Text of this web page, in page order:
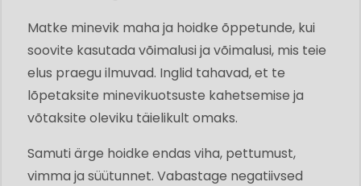
Matke minevik maha ja hoidke õppetunde, kui
soovite kasutada võimalusi ja võimalusi, mis teie
elus praegu ilmuvad. Inglid tahavad, et te
lõpetaksite minevikuotsuste kahetsemise ja
võtaksite oleviku täielikult omaks.
Samuti ärge hoidke endas viha, pettumust,
vimma ja süütunnet. Vabastage negatiivsed